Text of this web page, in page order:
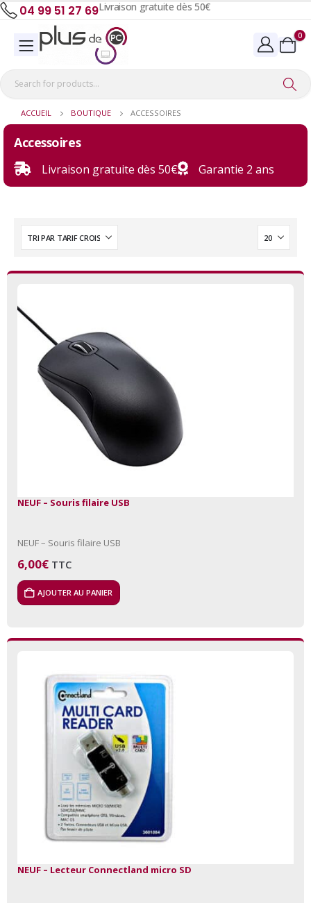
04 99 51 27 69Livraison gratuite dès 50€
0
ACCUEIL BOUTIQUE ACCESSOIRES
Accessoires
Livraison gratuite dès 50€ Garantie 2 ans
NEUF – Souris filaire USB
NEUF – Souris filaire USB
6,00€ TTC
AJOUTER AU PANIER
NEUF – Lecteur Connectland micro SD